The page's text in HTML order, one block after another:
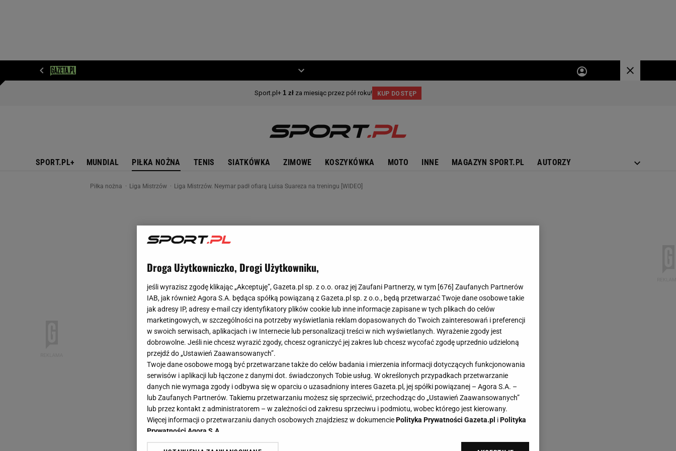
SPORT.PL+ MUNDIAL PIŁKA NOŻNA TENIS SIATKÓWKA ZIMOWE KOSZYKÓWKA MOTO INNE MAGAZYN SPORT.PL AUTORZY
Piłka nożna Liga Mistrzów Liga Mistrzów. Neymar padł ofiarą Luisa Suareza na treningu [WIDEO]
Droga Użytkowniczko, Drogi Użytkowniku,
jeśli wyrazisz zgodę klikając „Akceptuję”, Gazeta.pl sp. z o.o. oraz jej Zaufani Partnerzy, w tym [676] Zaufanych Partnerów
IAB, jak również Agora S.A. będąca spółką powiązaną z Gazeta.pl sp. z o.o., będą przetwarzać Twoje dane osobowe takie
jak adresy IP, adresy e-mail czy identyfikatory plików cookie lub inne informacje zapisane w tych plikach do celów
marketingowych, w szczególności na potrzeby wyświetlania reklam dopasowanych do Twoich zainteresowań i preferencji
w swoich serwisach, aplikacjach i w Internecie lub personalizacji treści w nich wyświetlanych. Wyrażenie zgody jest
dobrowolne. Jeśli nie chcesz wyrazić zgody, chcesz ograniczyć jej zakres lub chcesz wycofać zgodę uprzednio udzieloną
przejdź do „Ustawień Zaawansowanych”.
Twoje dane osobowe mogą być przetwarzane także do celów badania i mierzenia informacji dotyczących funkcjonowania
serwisów i aplikacji lub łączone z danymi dot. świadczonych Tobie usług. W określonych przypadkach przetwarzanie
danych nie wymaga zgody i odbywa się w oparciu o uzasadniony interes Gazeta.pl, jej spółki powiązanej – Agora S.A. –
lub Zaufanych Partnerów. Takiemu przetwarzaniu możesz się sprzeciwić, przechodząc do „Ustawień Zaawansowanych”
lub przez kontakt z administratorem – w zależności od zakresu sprzeciwu i podmiotu, wobec którego jest kierowany.
Więcej informacji o przetwarzaniu danych osobowych znajdziesz w dokumenciePolityka Prywatności Gazeta.pl iPolityka
Prywatności Agora S.A.